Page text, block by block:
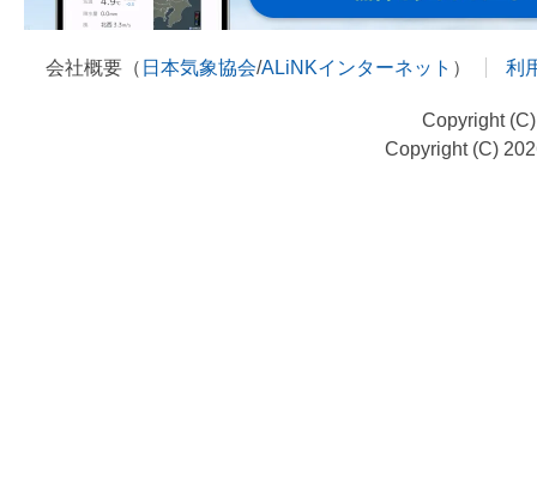
会社概要（ 日本気象協会/ALiNKインターネット ） 利
Copyright
Copyright (C)